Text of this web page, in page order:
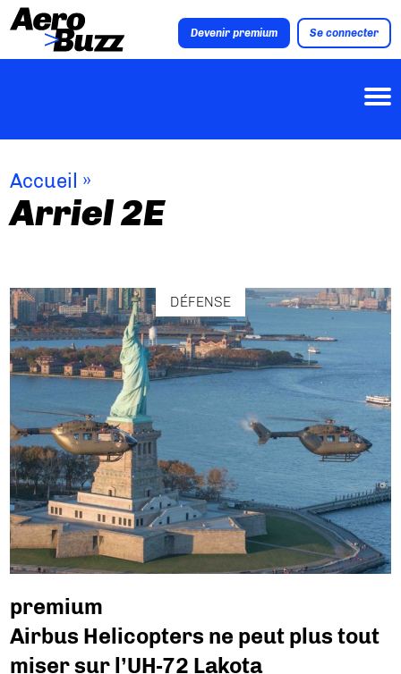
Devenir premium Se connecter
Accueil »
Arriel 2E
DÉFENSE
premium
Airbus Helicopters ne peut plus tout
miser sur l’UH-72 Lakota